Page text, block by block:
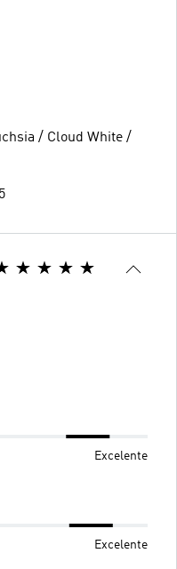
/ Cloud White /
Excelente
Excelente